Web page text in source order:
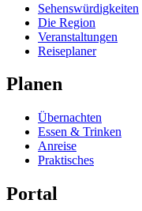
Sehenswürdigkeiten
Die Region
Veranstaltungen
Reiseplaner
Planen
Übernachten
Essen & Trinken
Anreise
Praktisches
Portal